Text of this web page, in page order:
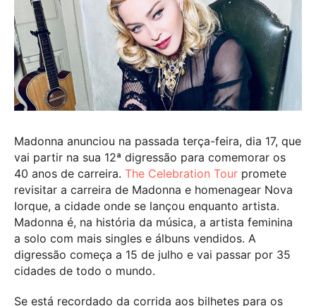
Madonna anunciou na passada terça-feira, dia 17, que
vai partir na sua 12ª digressão para comemorar os
40 anos de carreira. The Celebration Tour promete
revisitar a carreira de Madonna e homenagear Nova
Iorque, a cidade onde se lançou enquanto artista.
Madonna é, na história da música, a artista feminina
a solo com mais singles e álbuns vendidos. A
digressão começa a 15 de julho e vai passar por 35
cidades de todo o mundo.
Se está recordado da corrida aos bilhetes para os